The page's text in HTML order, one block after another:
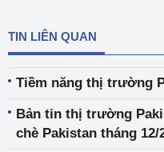
TIN LIÊN QUAN
Tiềm năng thị trường
Bản tin thị trường
chè Pakistan tháng 12/